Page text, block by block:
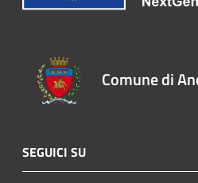
Comune di
SEGUICI SU